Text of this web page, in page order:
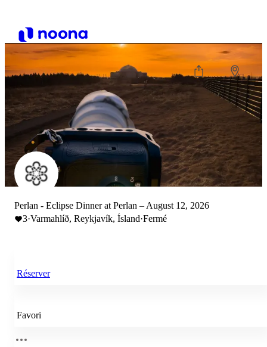
Perlan - Eclipse Dinner at Perlan – August 12, 2026
3·Varmahlíð, Reykjavík, Ísland·Fermé
Réserver
Favori